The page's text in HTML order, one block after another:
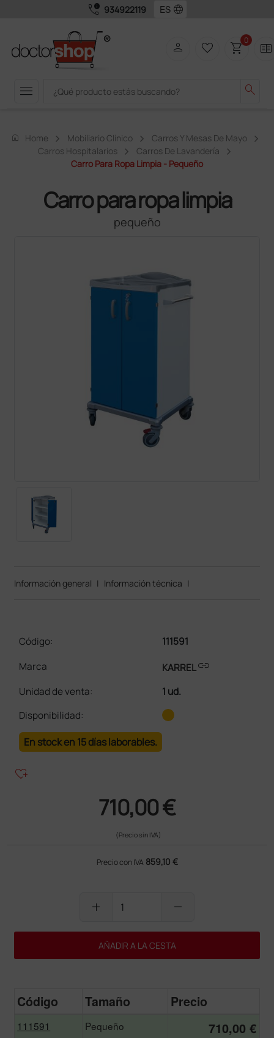
call_quality 934922119 language
menu search
person favorite_border shopping_cart0 two_pager
home Home Mobiliario Clínico
Carros Y Mesas De Mayo
Carros Hospitalarios
Carros De Lavandería
Carro Para Ropa Limpia - Pequeño
Carro para ropa limpia
pequeño
Información general | Información técnica |
Código:
111591
Marca
KARRELlink
Unidad de venta:
1 ud.
Disponibilidad:
En stock en 15 días laborables.
heart_plus
710,00 €
(Precio sin IVA)
Precio con IVA 859,10 €
add remove
AÑADIR A LA CESTA
Código Tamaño Precio
111591 Pequeño 710,00 €